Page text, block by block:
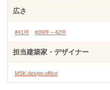
広さ
#41坪 #39坪～42坪
担当建築家・デザイナー
MSK.design.office